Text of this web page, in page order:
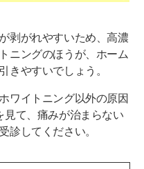
剥がれやすいため、高濃
ニングのほうが、ホーム
きやすいでしょう。
ワイトニング以外の原因
見て、痛みが治まらない
診してください。